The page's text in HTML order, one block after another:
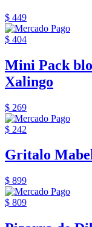
$ 449
$ 404
Mini Pack
Xalingo
$ 269
$ 242
Gritalo
$ 899
$ 809